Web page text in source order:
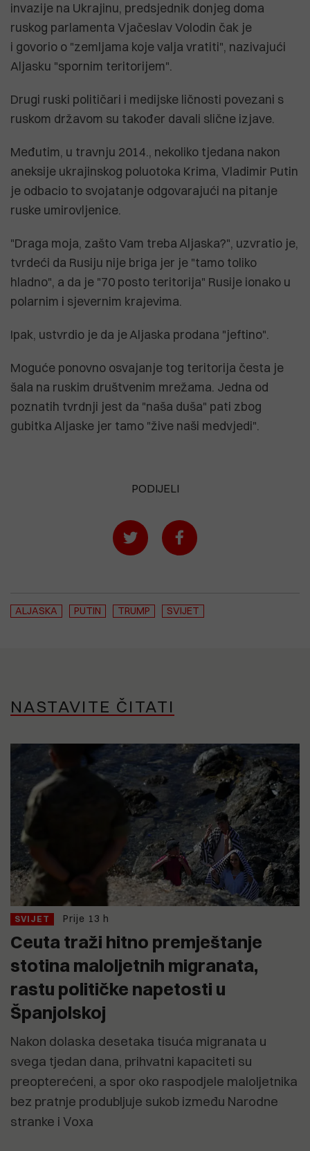
invazije na Ukrajinu, predsjednik donjeg doma
ruskog parlamenta Vjačeslav Volodin čak je
i govorio o "zemljama koje valja vratiti", nazivajući
Aljasku "spornim teritorijem".
Drugi ruski političari i medijske ličnosti povezani s
ruskom državom su također davali slične izjave.
Međutim, u travnju 2014., nekoliko tjedana nakon
aneksije ukrajinskog poluotoka Krima, Vladimir Putin
je odbacio to svojatanje odgovarajući na pitanje
ruske umirovljenice.
"Draga moja, zašto Vam treba Aljaska?", uzvratio je,
tvrdeći da Rusiju nije briga jer je "tamo toliko
hladno", a da je "70 posto teritorija" Rusije ionako u
polarnim i sjevernim krajevima.
Ipak, ustvrdio je da je Aljaska prodana "jeftino".
Moguće ponovno osvajanje tog teritorija česta je
šala na ruskim društvenim mrežama. Jedna od
poznatih tvrdnji jest da "naša duša" pati zbog
gubitka Aljaske jer tamo "žive naši medvjedi".
PODIJELI
ALJASKA PUTIN TRUMP SVIJET
NASTAVITE ČITATI
SVIJET Prije 13 h
Ceuta traži hitno premještanje
stotina maloljetnih migranata,
rastu političke napetosti u
Španjolskoj
Nakon dolaska desetaka tisuća migranata u
svega tjedan dana, prihvatni kapaciteti su
preopterećeni, a spor oko raspodjele maloljetnika
bez pratnje produbljuje sukob između Narodne
stranke i Voxa